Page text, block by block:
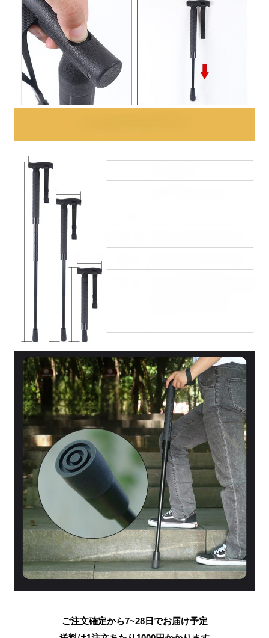
ご注文確定から7~28日でお届け予定